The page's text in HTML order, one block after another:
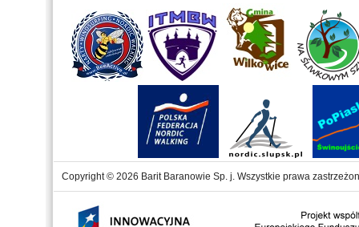
Copyright © 2026 Barit Baranowie Sp. j. Wszystkie prawa